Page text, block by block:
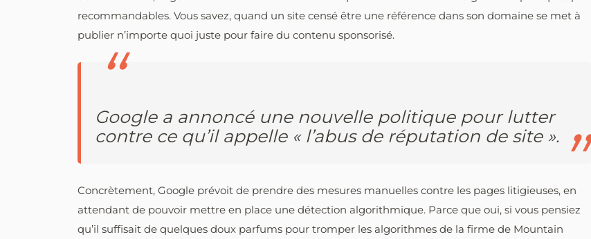
recommandables. Vous savez, quand un site censé être une référence dans son domaine se met à
publier n’importe quoi juste pour faire du contenu sponsorisé.
Google a annoncé une nouvelle politique pour lutter
contre ce qu’il appelle « l’abus de réputation de site ».
Concrètement, Google prévoit de prendre des mesures manuelles contre les pages litigieuses, en
attendant de pouvoir mettre en place une détection algorithmique. Parce que oui, si vous pensiez
qu’il suffisait de quelques doux parfums pour tromper les algorithmes de la firme de Mountain